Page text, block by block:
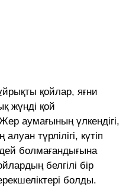
қойлар, яғни
жүнді қой
аумағының үлкендігі,
түрлілігі, күтіп
болмағандығына
белгілі бір
болды.